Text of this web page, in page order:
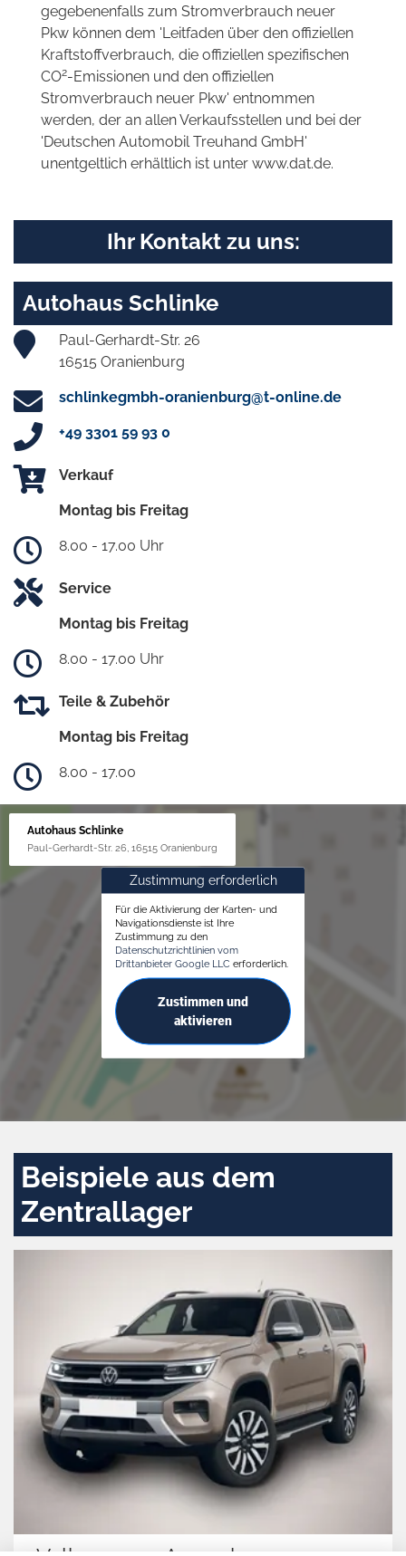
gegebenenfalls zum Stromverbrauch neuer
Pkw können dem 'Leitfaden über den offiziellen
Kraftstoffverbrauch, die offiziellen spezifischen
CO2-Emissionen und den offiziellen
Stromverbrauch neuer Pkw' entnommen
werden, der an allen Verkaufsstellen und bei der
'Deutschen Automobil Treuhand GmbH'
unentgeltlich erhältlich ist unter www.dat.de.
Ihr Kontakt zu uns:
Autohaus Schlinke
Paul-Gerhardt-Str. 26
16515 Oranienburg
schlinkegmbh-oranienburg@t-online.de
+49 3301 59 93 0
Verkauf
Montag bis Freitag
8.00 - 17.00 Uhr
Service
Montag bis Freitag
8.00 - 17.00 Uhr
Teile & Zubehör
Montag bis Freitag
8.00 - 17.00
Autohaus Schlinke
Paul-Gerhardt-Str. 26, 16515 Oranienburg
Zustimmung erforderlich
Für die Aktivierung der Karten- und
Navigationsdienste ist Ihre
Zustimmung zu den
Datenschutzrichtlinien vom
Drittanbieter Google LLC erforderlich.
Zustimmen und
aktivieren
Beispiele aus dem
Zentrallager